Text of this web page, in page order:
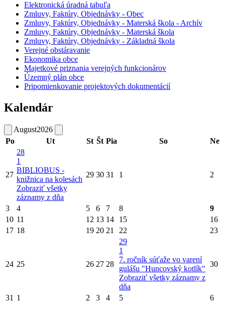
Elektronická úradná tabuľa
Zmluvy, Faktúry, Objednávky - Obec
Zmluvy, Faktúry, Objednávky - Materská škola - Archív
Zmluvy, Faktúry, Objednávky - Materská škola
Zmluvy, Faktúry, Objednávky - Základná škola
Verejné obstáravanie
Ekonomika obce
Majetkové priznania verejných funkcionárov
Územný plán obce
Pripomienkovanie projektových dokumentácií
Kalendár
August2026
Po
Ut St Št Pia So Ne
27
28
1
BIBLIOBUS -
knižnica na kolesách
Zobraziť všetky
záznamy z dňa
29 30 31 1 2
3 4 5 6 7 8
9
10 11 12 13 14 15
16
17 18 19 20 21 22 23
24 25 26 27 28
29
1
7. ročník súťaže vo varení
gulášu "Huncovský kotlík"
Zobraziť všetky záznamy z
dňa
30
31 1 2 3 4 5 6